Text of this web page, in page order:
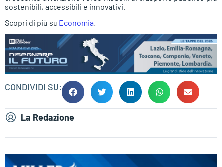
sostenibili, accessibili e innovativi.
Scopri di più su Economia
CONDIVIDI SU:
La Redazione